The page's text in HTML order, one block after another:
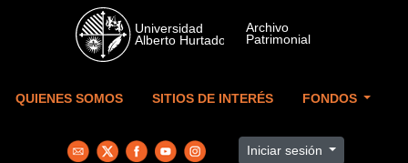
Skip to main content
QUIENES SOMOS SITIOS DE INTERÉS FONDOS
Iniciar sesión